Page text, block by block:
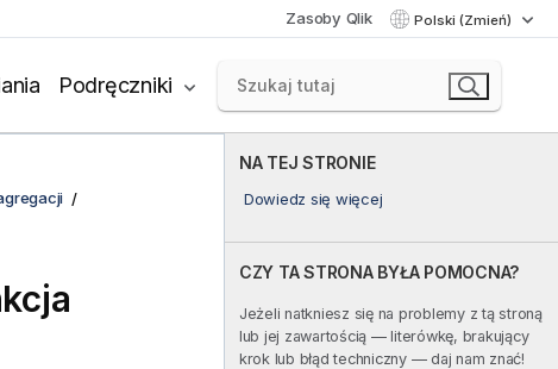
Zasoby Qlik Polski (Zmień)
Podręczniki
NA TEJ STRONIE
Dowiedz się więcej
CZY TA STRONA BYŁA POMOCNA?
Jeżeli natkniesz się na problemy z tą stroną
lub jej zawartością — literówkę, brakujący
krok lub błąd techniczny — daj nam znać!